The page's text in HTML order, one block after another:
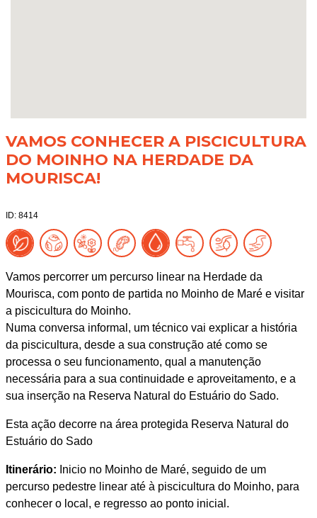
VAMOS CONHECER A PISCICULTURA
DO MOINHO NA HERDADE DA
MOURISCA!
ID: 8414
Vamos percorrer um percurso linear na Herdade da
Mourisca, com ponto de partida no Moinho de Maré e visitar
a piscicultura do Moinho.
Numa conversa informal, um técnico vai explicar a história
da piscicultura, desde a sua construção até como se
processa o seu funcionamento, qual a manutenção
necessária para a sua continuidade e aproveitamento, e a
sua inserção na Reserva Natural do Estuário do Sado.
Esta ação decorre na área protegida Reserva Natural do
Estuário do Sado
Itinerário: Inicio no Moinho de Maré, seguido de um
percurso pedestre linear até à piscicultura do Moinho, para
conhecer o local, e regresso ao ponto inicial.